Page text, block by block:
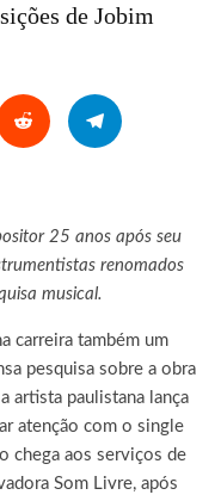
de Jobim
25 anos após seu
renomados
musical.
carreira também um
pesquisa sobre a obra
artista paulistana lança
atenção com o single
chega aos serviços de
Som Livre, após